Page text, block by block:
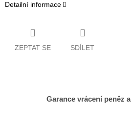
Detailní informace
ZEPTAT SE SDÍLET
Garance vrácení peněz